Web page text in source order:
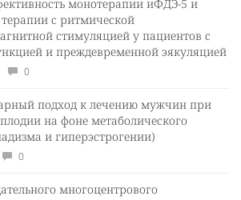
монотерапии иФДЭ-5 и
с ритмической
стимуляцией у пациентов с
и преждевременной эякуляцией
0
подход к лечению мужчин при
на фоне метаболического
и гиперэстрогении)
0
многоцентрового